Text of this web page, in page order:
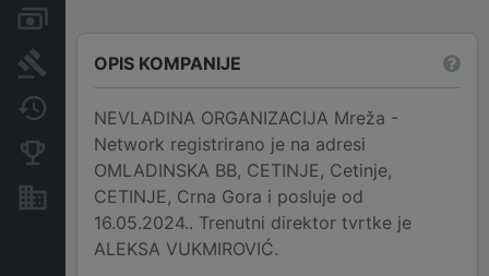
Arhiva sudskih objava
Promjene
Konkurentne kompanije
Nekretnine i imovina
OPIS KOMPANIJE
NEVLADINA ORGANIZACIJA Mreža -
Network registrirano je na adresi
OMLADINSKA BB, CETINJE, Cetinje,
CETINJE, Crna Gora i posluje od
16.05.2024.. Trenutni direktor tvrtke je
ALEKSA VUKMIROVIĆ.